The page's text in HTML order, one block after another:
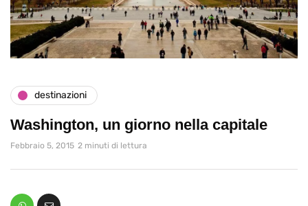
destinazioni
Washington, un giorno nella capitale
Febbraio 5, 2015 2 minuti di lettura